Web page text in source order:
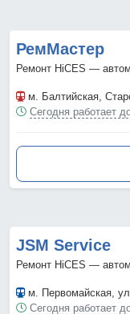
РемМастер
Ремонт HiCES —
м. Балтийская,
Сегодня работает
JSM Service
Ремонт HiCES —
м. Первомайская,
Сегодня работает